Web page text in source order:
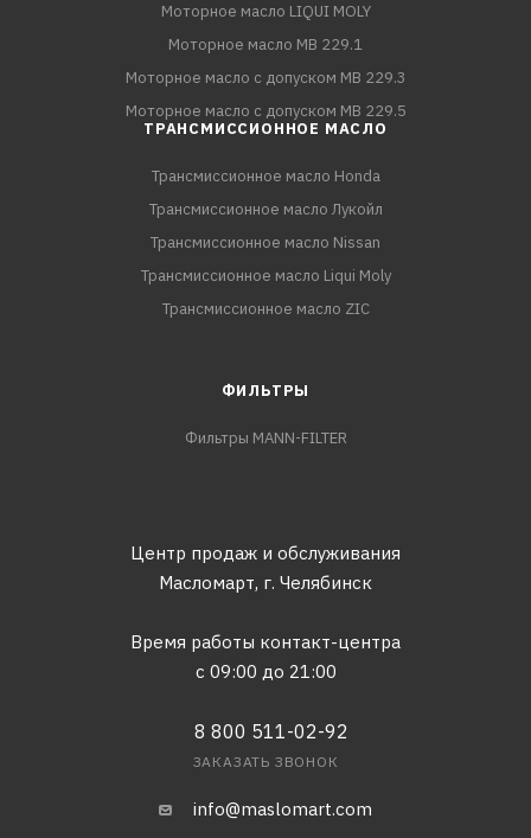
Моторное масло LIQUI MOLY
Моторное масло MB 229.1
Моторное масло с допуском MB 229.3
Моторное масло с допуском MB 229.5
ТРАНСМИССИОННОЕ МАСЛО
Трансмиссионное масло Honda
Трансмиссионное масло Лукойл
Трансмиссионное масло Nissan
Трансмиссионное масло Liqui Moly
Трансмиссионное масло ZIC
ФИЛЬТРЫ
Фильтры MANN-FILTER
Центр продаж и обслуживания
Масломарт, г. Челябинск
Время работы контакт-центра
с 09:00 до 21:00
8 800 511-02-92
ЗАКАЗАТЬ ЗВОНОК
info@maslomart.com